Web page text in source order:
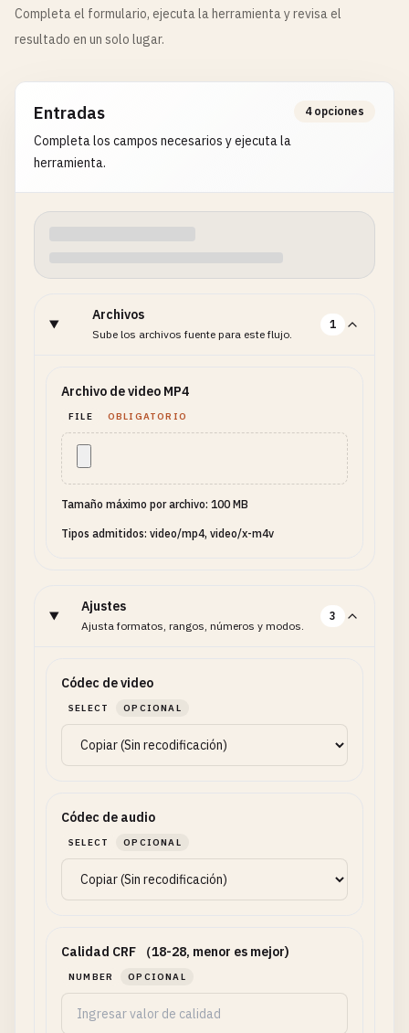
Completa el formulario, ejecuta la herramienta y revisa el
resultado en un solo lugar.
Entradas
Completa los campos necesarios y ejecuta la
herramienta.
4 opciones
Archivos
Sube los archivos fuente para este flujo.
1
Archivo de video MP4
FILE OBLIGATORIO
Tamaño máximo por archivo: 100 MB
Tipos admitidos: video/mp4, video/x-m4v
Ajustes
Ajusta formatos, rangos, números y modos.
3
Códec de video
SELECT OPCIONAL
Códec de audio
SELECT OPCIONAL
Calidad CRF （18-28, menor es mejor)
NUMBER OPCIONAL